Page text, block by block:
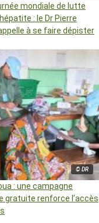
mondiale de lutte
: le Dr Pierre
à se faire dépister
© DR
: une campagne
gratuite renforce l’accès